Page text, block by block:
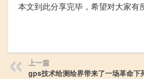
本文到此分享完毕，希望对大家有
上一篇
gps技术给测绘界带来了一场革命下